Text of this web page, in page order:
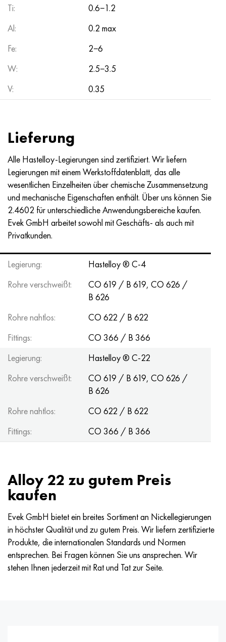
Ti:
0.6−1.2
Al:
0.2 max
Fe:
2−6
W:
2.5−3.5
V:
0.35
Lieferung
Alle Hastelloy-Legierungen sind zertifiziert. Wir liefern
Legierungen mit einem Werkstoffdatenblatt, das alle
wesentlichen Einzelheiten über chemische Zusammensetzung
und mechanische Eigenschaften enthält. Über uns können Sie
2.4602 für unterschiedliche Anwendungsbereiche kaufen.
Evek GmbH arbeitet sowohl mit Geschäfts- als auch mit
Privatkunden.
Legierung:
Hastelloy ® C-4
Rohre verschweißt:
CO 619 / B 619, CO 626 /
B 626
Rohre nahtlos:
CO 622 / B 622
Fittings:
CO 366 / B 366
Legierung:
Hastelloy ® C-22
Rohre verschweißt:
CO 619 / B 619, CO 626 /
B 626
Rohre nahtlos:
CO 622 / B 622
Fittings:
CO 366 / B 366
Alloy 22 zu gutem Preis
kaufen
Evek GmbH bietet ein breites Sortiment an Nickellegierungen
in höchster Qualität und zu gutem Preis. Wir liefern zertifizierte
Produkte, die internationalen Standards und Normen
entsprechen. Bei Fragen können Sie uns ansprechen. Wir
stehen Ihnen jederzeit mit Rat und Tat zur Seite.
Nimonik 90
Nimonik 263
Hastelloy b2
Hastelloy b3
Hastelloy c4
Hastelloy c22
Hastelloy C-276
Hastelloy C2000
Hastelloy 3
Udimet 500
Udimet 720
Präzisionsrohre
N70MFV
AM-350 - ams 5548
AM-355 - ams 5547
45H14N14V2М
50H14МF
AS35G2, 36smnpb14, 1.0765
38H2N2MA, 34CrNiMo6, 40NiCrMo7
38HN3MFA, 35nicrmov12-5
40G, 40Mn4, aisi 1035
38HM, 42CrMo4, aisi 1.7225
40HN, 36NiCr6, aisi 3135
40HFA, 1.7223, aisi 4142
45H, 45h, 1.7035
45HN2MFA, k2425, 45hnmf